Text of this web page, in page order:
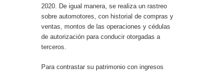
2020. De igual manera, se realiza un rastreo
sobre automotores, con historial de compras y
ventas, montos de las operaciones y cédulas
de autorización para conducir otorgadas a
terceros.
Para contrastar su patrimonio con ingresos